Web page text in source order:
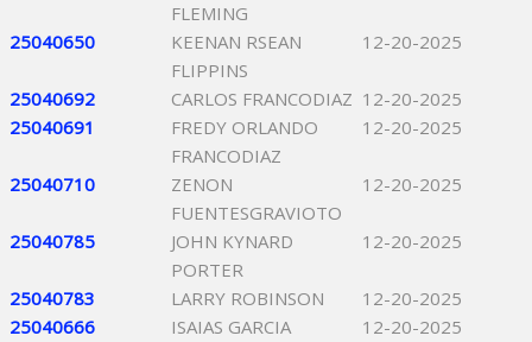
FLEMING
25040650
KEENAN RSEAN
FLIPPINS
12-20-2025
25040692 CARLOS FRANCODIAZ 12-20-2025
25040691
FREDY ORLANDO
FRANCODIAZ
12-20-2025
25040710
ZENON
FUENTESGRAVIOTO
12-20-2025
25040785
JOHN KYNARD
PORTER
12-20-2025
25040783 LARRY ROBINSON
12-20-2025
25040666
ISAIAS GARCIA
12-20-2025